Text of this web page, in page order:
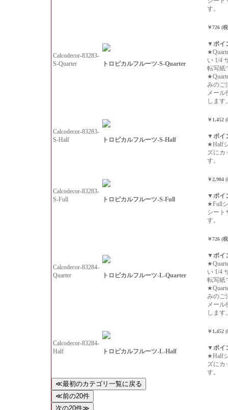
す。
Calcodecor-83283-
S-Quarter
トロピカルフルーツ-S-Quarter
￥726 (
▼ポイ
い 1/4
転写紙
みのご
メール
します
Calcodecor-83283-
S-Half
トロピカルフルーツ-S-Half
￥1,452
▼ポイ
★Half
ズにカ
す。
Calcodecor-83283-
S-Full
トロピカルフルーツ-S-Full
￥2,904
▼ポイ
★Full
シート
す。
Calcodecor-83284-
Quarter
トロピカルフルーツ-L-Quarter
￥726 (
▼ポイ
い 1/4
転写紙
みのご
メール
します
Calcodecor-83284-
Half
トロピカルフルーツ-L-Half
￥1,452
▼ポイ
★Half
ズにカ
す。